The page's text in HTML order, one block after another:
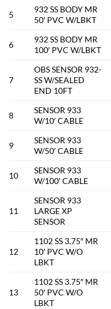
5
932 SS BODY MR
50′ PVC W/LBKT
6
932 SS BODY MR
100′ PVC W/LBKT
7
OBS SENSOR 932-
SS W/SEALED
END 10FT
8
SENSOR 933
W/10′ CABLE
9
SENSOR 933
W/50′ CABLE
10
SENSOR 933
W/100′ CABLE
11
SENSOR 933
LARGE XP
SENSOR
12
1102 SS 3.75″ MR
10′ PVC W/O
LBKT
13
1102 SS 3.75″ MR
50′ PVC W/O
LBKT